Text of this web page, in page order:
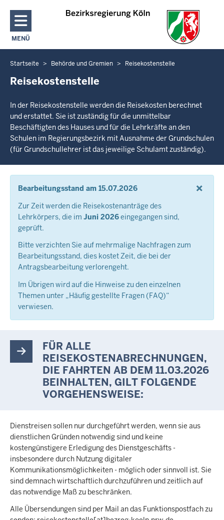
Direkt zum Inhalt
MENÜ
NAVIGATION AKTIVIEREN/DEAKTIVIEREN: HAUPTMENÜ
Sie
befinden
hier
Startseite Behörde und Gremien Reisekostenstelle
Reisekostenstelle
In der Reisekostenstelle werden die Reisekosten berechnet
und erstattet. Sie ist zuständig für die unmittelbar
Beschäftigten des Hauses und für die Lehrkräfte an den
Schulen im Regierungsbezirk mit Ausnahme der Grundschulen
(für Grundschullehrer ist das jeweilige Schulamt zuständig).
×
Bearbeitungsstand am 15.07.2026
Zur Zeit werden die Reisekostenanträge des
Lehrkörpers, die im Juni 2026eingegangen sind,
geprüft.
Bitte verzichten Sie auf mehrmalige Nachfragen zum
Bearbeitungsstand, dies kostet Zeit, die bei der
Antragsbearbeitung verlorengeht.
Im Übrigen wird auf die Hinweise zu den einzelnen
Themen unter „Häufig gestellte Fragen (FAQ)“
verwiesen.
FÜR ALLE
REISEKOSTENABRECHNUNGEN,
DIE FAHRTEN AB DEM 11.03.2026
BEINHALTEN, GILT FOLGENDE
VORGEHENSWEISE:
Dienstreisen sollen nur durchgeführt werden, wenn sie aus
dienstlichen Gründen notwendig sind und keine
kostengünstigere Erledigung des Dienstgeschäfts -
insbesondere durch Nutzung digitaler
Kommunikationsmöglichkeiten - möglich oder sinnvoll ist. Sie
sind demnach wirtschaftlich durchzuführen und zeitlich auf
das notwendige Maß zu beschränken.
Alle Übersendungen sind per Mail an das Funktionspostfach zu